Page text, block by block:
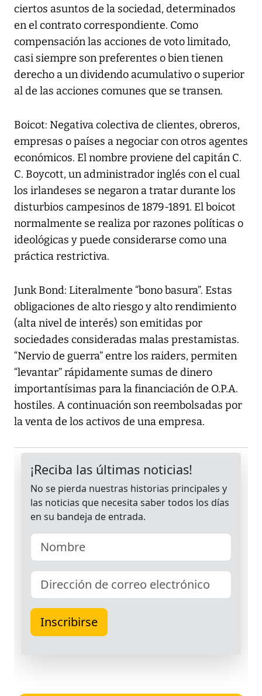
ciertos asuntos de la sociedad, determinados
en el contrato correspondiente. Como
compensación las acciones de voto limitado,
casi siempre son preferentes o bien tienen
derecho a un dividendo acumulativo o superior
al de las acciones comunes que se transen.
Boicot: Negativa colectiva de clientes, obreros,
empresas o países a negociar con otros agentes
económicos. El nombre proviene del capitán C.
C. Boycott, un administrador inglés con el cual
los irlandeses se negaron a tratar durante los
disturbios campesinos de 1879-1891. El boicot
normalmente se realiza por razones políticas o
ideológicas y puede considerarse como una
práctica restrictiva.
Junk Bond: Literalmente “bono basura”. Estas
obligaciones de alto riesgo y alto rendimiento
(alta nivel de interés) son emitidas por
sociedades consideradas malas prestamistas.
“Nervio de guerra” entre los raiders, permiten
“levantar” rápidamente sumas de dinero
importantísimas para la financiación de O.P.A.
hostiles. A continuación son reembolsadas por
la venta de los activos de una empresa.